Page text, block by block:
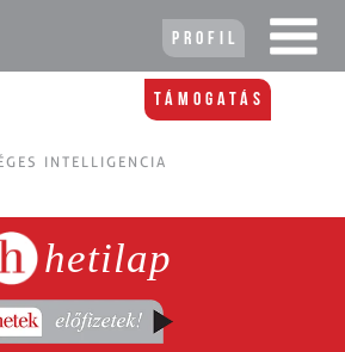
Profil
Támogatás
INTELLIGENCIA
hetilap